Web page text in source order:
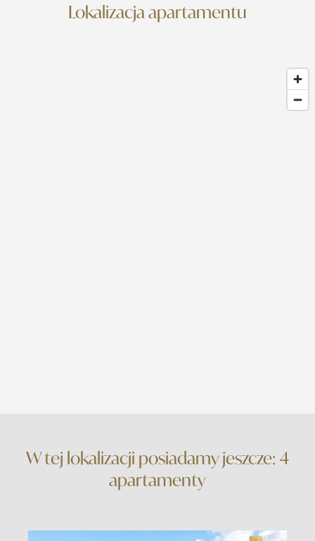
Lokalizacja apartamentu
W tej lokalizacji posiadamy jeszcze: 4
apartamenty